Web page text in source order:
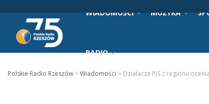
WIADOMOŚCI MUZYKA
RADIO
Polskie Radio Rzeszów >Wiadomości > Działacze PiS z regionu